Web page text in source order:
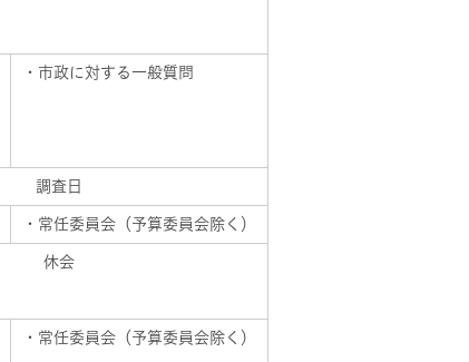
・市政に対する一般質問
調査日
・常任委員会（予算委員会除く）
休会
・常任委員会（予算委員会除く）